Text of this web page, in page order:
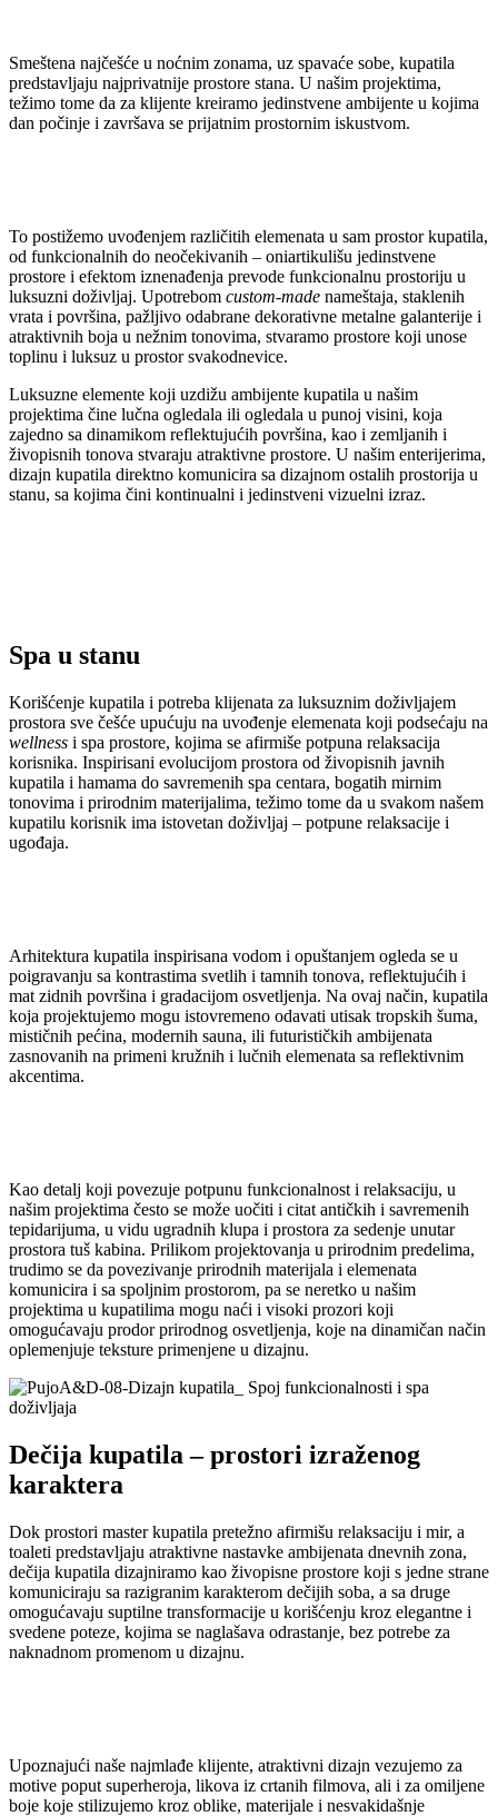
Smeštena najčešće u noćnim zonama, uz spavaće sobe, kupatila
predstavljaju najprivatnije prostore stana. U našim projektima,
težimo tome da za klijente kreiramo jedinstvene ambijente u kojima
dan počinje i završava se prijatnim prostornim iskustvom.
To postižemo uvođenjem različitih elemenata u sam prostor kupatila,
od funkcionalnih do neočekivanih – oniartikulišu jedinstvene
prostore i efektom iznenađenja prevode funkcionalnu prostoriju u
luksuzni doživljaj. Upotrebom custom-made nameštaja, staklenih
vrata i površina, pažljivo odabrane dekorativne metalne galanterije i
atraktivnih boja u nežnim tonovima, stvaramo prostore koji unose
toplinu i luksuz u prostor svakodnevice.
Luksuzne elemente koji uzdižu ambijente kupatila u našim
projektima čine lučna ogledala ili ogledala u punoj visini, koja
zajedno sa dinamikom reflektujućih površina, kao i zemljanih i
živopisnih tonova stvaraju atraktivne prostore. U našim enterijerima,
dizajn kupatila direktno komunicira sa dizajnom ostalih prostorija u
stanu, sa kojima čini kontinualni i jedinstveni vizuelni izraz.
Spa u stanu
Korišćenje kupatila i potreba klijenata za luksuznim doživljajem
prostora sve češće upućuju na uvođenje elemenata koji podsećaju na
wellness i spa prostore, kojima se afirmiše potpuna relaksacija
korisnika. Inspirisani evolucijom prostora od živopisnih javnih
kupatila i hamama do savremenih spa centara, bogatih mirnim
tonovima i prirodnim materijalima, težimo tome da u svakom našem
kupatilu korisnik ima istovetan doživljaj – potpune relaksacije i
ugođaja.
Arhitektura kupatila inspirisana vodom i opuštanjem ogleda se u
poigravanju sa kontrastima svetlih i tamnih tonova, reflektujućih i
mat zidnih površina i gradacijom osvetljenja. Na ovaj način, kupatila
koja projektujemo mogu istovremeno odavati utisak tropskih šuma,
mističnih pećina, modernih sauna, ili futurističkih ambijenata
zasnovanih na primeni kružnih i lučnih elemenata sa reflektivnim
akcentima.
Kao detalj koji povezuje potpunu funkcionalnost i relaksaciju, u
našim projektima često se može uočiti i citat antičkih i savremenih
tepidarijuma, u vidu ugradnih klupa i prostora za sedenje unutar
prostora tuš kabina. Prilikom projektovanja u prirodnim predelima,
trudimo se da povezivanje prirodnih materijala i elemenata
komunicira i sa spoljnim prostorom, pa se neretko u našim
projektima u kupatilima mogu naći i visoki prozori koji
omogućavaju prodor prirodnog osvetljenja, koje na dinamičan način
oplemenjuje teksture primenjene u dizajnu.
Dečija kupatila – prostori izraženog
karaktera
Dok prostori master kupatila pretežno afirmišu relaksaciju i mir, a
toaleti predstavljaju atraktivne nastavke ambijenata dnevnih zona,
dečija kupatila dizajniramo kao živopisne prostore koji s jedne strane
komuniciraju sa razigranim karakterom dečijih soba, a sa druge
omogućavaju suptilne transformacije u korišćenju kroz elegantne i
svedene poteze, kojima se naglašava odrastanje, bez potrebe za
naknadnom promenom u dizajnu.
Upoznajući naše najmlađe klijente, atraktivni dizajn vezujemo za
motive poput superheroja, likova iz crtanih filmova, ali i za omiljene
boje koje stilizujemo kroz oblike, materijale i nesvakidašnje